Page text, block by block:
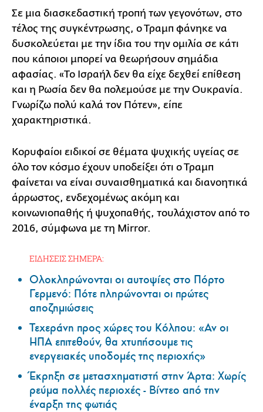
Σε μια διασκεδαστική τροπή των γεγονότων, στο
τέλος της συγκέντρωσης, ο Τραμπ φάνηκε να
δυσκολεύεται με την ίδια του την ομιλία σε κάτι
που κάποιοι μπορεί να θεωρήσουν σημάδια
αφασίας. «Το Ισραήλ δεν θα είχε δεχθεί επίθεση
και η Ρωσία δεν θα πολεμούσε με την Ουκρανία.
Γνωρίζω πολύ καλά τον Πότεν», είπε
χαρακτηριστικά.
Κορυφαίοι ειδικοί σε θέματα ψυχικής υγείας σε
όλο τον κόσμο έχουν υποδείξει ότι ο Τραμπ
φαίνεται να είναι συναισθηματικά και διανοητικά
άρρωστος, ενδεχομένως ακόμη και
κοινωνιοπαθής ή ψυχοπαθής, τουλάχιστον από το
2016, σύμφωνα με τη Mirror.
ΕΙΔΗΣΕΙΣ ΣΗΜΕΡΑ:
Ολοκληρώνονται οι αυτοψίες στο Πόρτο
Γερμενό: Πότε πληρώνονται οι πρώτες
αποζημιώσεις
Τεχεράνη προς χώρες του Κόλπου: «Αν οι
ΗΠΑ επιτεθούν, θα χτυπήσουμε τις
ενεργειακές υποδομές της περιοχής»
Έκρηξη σε μετασχηματιστή στην Άρτα: Χωρίς
ρεύμα πολλές περιοχές - Βίντεο από την
έναρξη της φωτιάς